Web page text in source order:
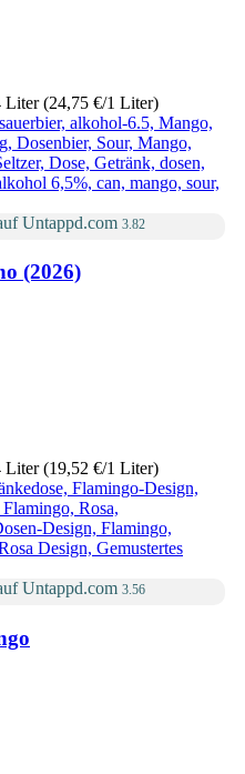
Liter (24,75 €/1 Liter)
3.82
(2026)
Liter (19,52 €/1 Liter)
3.56